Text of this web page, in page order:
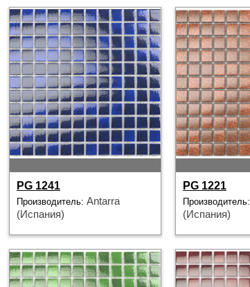
PG 1241
Производитель: Antarra
(Испания)
PG 1221
Производитель:
(Испания)